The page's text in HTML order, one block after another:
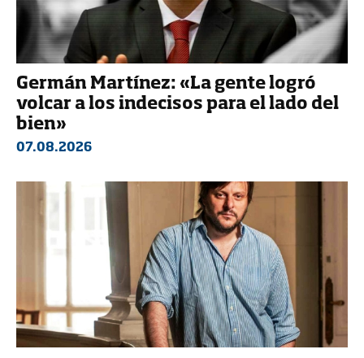
Germán Martínez: «La gente logró
volcar a los indecisos para el lado del
bien»
07.08.2026